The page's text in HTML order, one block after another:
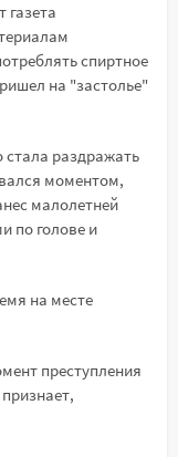
газета
спиртное
на "застолье"
стала раздражать
моментом,
малолетней
по голове и
на месте
преступления